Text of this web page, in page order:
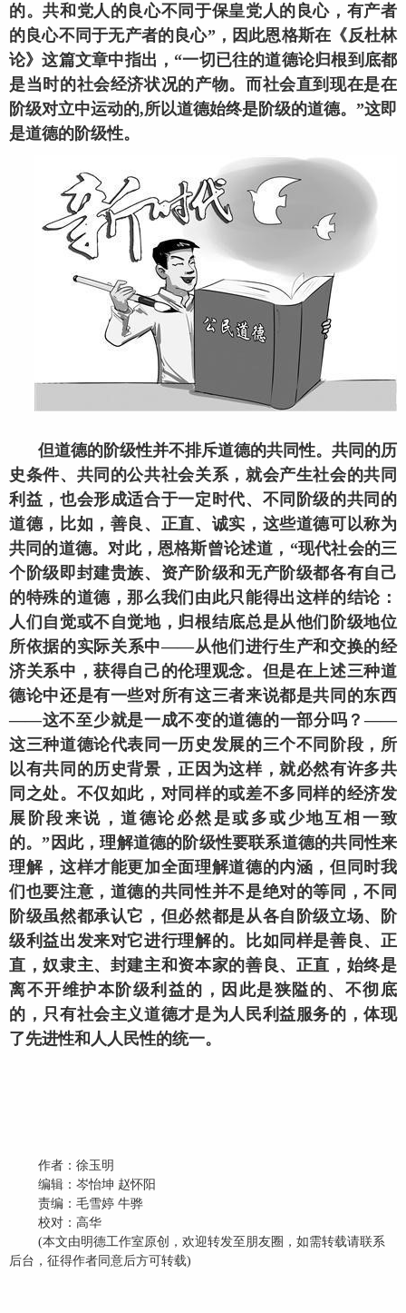
的。共和党人的良心不同于保皇党人的良心，有产者
的良心不同于无产者的良心”，因此恩格斯在《反杜林
论》这篇文章中指出，“一切已往的道德论归根到底都
是当时的社会经济状况的产物。而社会直到现在是在
阶级对立中运动的,所以道德始终是阶级的道德。”这即
是道德的阶级性。
但道德的阶级性并不排斥道德的共同性。共同的历
史条件、共同的公共社会关系，就会产生社会的共同
利益，也会形成适合于一定时代、不同阶级的共同的
道德，比如，善良、正直、诚实，这些道德可以称为
共同的道德。对此，恩格斯曾论述道，“现代社会的三
个阶级即封建贵族、资产阶级和无产阶级都各有自己
的特殊的道德，那么我们由此只能得出这样的结论：
人们自觉或不自觉地，归根结底总是从他们阶级地位
所依据的实际关系中——从他们进行生产和交换的经
济关系中，获得自己的伦理观念。但是在上述三种道
德论中还是有一些对所有这三者来说都是共同的东西
——这不至少就是一成不变的道德的一部分吗？——
这三种道德论代表同一历史发展的三个不同阶段，所
以有共同的历史背景，正因为这样，就必然有许多共
同之处。不仅如此，对同样的或差不多同样的经济发
展阶段来说，道德论必然是或多或少地互相一致
的。”因此，理解道德的阶级性要联系道德的共同性来
理解，这样才能更加全面理解道德的内涵，但同时我
们也要注意，道德的共同性并不是绝对的等同，不同
阶级虽然都承认它，但必然都是从各自阶级立场、阶
级利益出发来对它进行理解的。比如同样是善良、正
直，奴隶主、封建主和资本家的善良、正直，始终是
离不开维护本阶级利益的，因此是狭隘的、不彻底
的，只有社会主义道德才是为人民利益服务的，体现
了先进性和人人民性的统一。
作者：徐玉明
编辑：岑怡坤 赵怀阳
责编：毛雪婷 牛骅
校对：高华
(本文由明德工作室原创，欢迎转发至朋友圈，如需转载请联系
后台，征得作者同意后方可转载)